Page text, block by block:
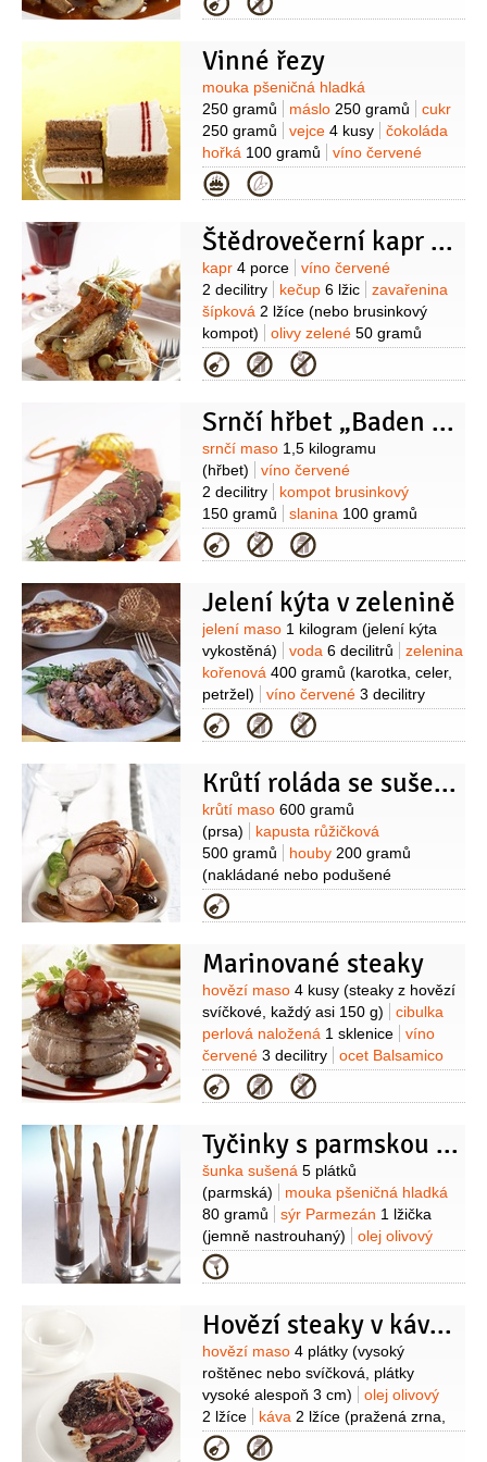
2 lžíce
rajčatový protlak1 lžíce
olej
Vinné řezy
Suroviny
mouka pšeničná hladká
250 gramů
máslo 250 gramů
cukr
250 gramů
vejce 4 kusy
čokoláda
hořká 100 gramů
víno červené
1,25 decilitru
(mletá)
hřebíček1/2lžičky
Na náplň: máslo70 gramů
(měkké)
víno červené
0,7 decilitru
Na polevu: cukr moučkový
200 gramů
víno červené
1/2
decilitru
Kategorie
Štědrovečerní kapr na víně
Suroviny
kapr 4 porce
víno červené
2 decilitry
kečup 6 lžic
zavařenina
šípková 2 lžíce (nebo brusinkový
kompot)
olivy zelené 50 gramů
(nejlépe řecké)
Kategorie
Srnčí hřbet „Baden – Baden“
Suroviny
srnčí maso 1,5 kilogramu
(hřbet)
víno červené
2 decilitry
kompot brusinkový
150 gramů
slanina 100 gramů
(plátky)
ananas
2 kusy (nebo hrušky,
kuliček)
pepř(mletý) sůl
Kategorie
Jelení kýta v zelenině
Suroviny
jelení maso 1 kilogram (jelení kýta
vykostěná)
voda 6 decilitrů
zelenina
kořenová 400 gramů (karotka, celer,
petržel)
víno červené 3 decilitry
(suché)
ocet2 decilitry
2 kusy
slanina anglická
3 lžíce
Kategorie
Krůtí roláda se sušeným ovocem
Suroviny
krůtí maso 600 gramů
(prsa)
kapusta růžičková
500 gramů
houby 200 gramů
(nakládané nebo podušené
čerstvé)
10 plátků
máslo30 gramů sůl
olej
sušené 100 gramů fíky6 kusů
(sušené)
vývar 2,5 decilitru
víno
červené
2 decilitry cibule 1 kus
2 lžíce
olej 2 lžíce perník
1 lžíce
(strouhaný)
sůl
Kategorie
Marinované steaky
Suroviny
hovězí maso 4 kusy (steaky z hovězí
svíčkové, každý asi 150 g)
cibulka
perlová naložená 1 sklenice
víno
červené 3 decilitry
ocet Balsamico
1 decilitr
zavařenina rybízová
3 lžíce
cukr2 lžíce
pepř
marinádu: olej4 lžíce
česnek
1 stroužek
pepř (čerstvě mletý)
Kategorie
Tyčinky s parmskou šunkou
Suroviny
šunka sušená 5 plátků
(parmská)
mouka pšeničná hladká
80 gramů
sýr Parmezán 1 lžička
(jemně nastrouhaný)
olej olivový
1 lžička
1/3lžičky sůl1 špetka
mouka
čokoláda hořká60 gramů
čokoláda
mléčná
20 gramů
víno červené
0,8 decilitru
ocet Balsamico
1 lžíce
med 1 lžička
Kategorie
Hovězí steaky v kávovopepřové krustě
Suroviny
hovězí maso 4 plátky (vysoký
roštěnec nebo svíčková, plátky
vysoké alespoň 3 cm)
olej olivový
2 lžíce
káva 2 lžíce (pražená zrna,
nahrubo drcená)
Kategorie